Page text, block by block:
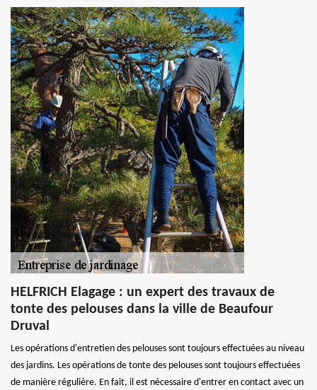
HELFRICH Elagage : un expert des travaux de
tonte des pelouses dans la ville de Beaufour
Druval
Les opérations d'entretien des pelouses sont toujours effectuées au niveau
des jardins. Les opérations de tonte des pelouses sont toujours effectuées
de manière régulière. En fait, il est nécessaire d'entrer en contact avec un